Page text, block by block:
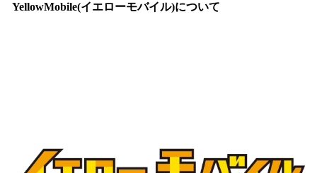
YellowMobile(イエローモバイル)について